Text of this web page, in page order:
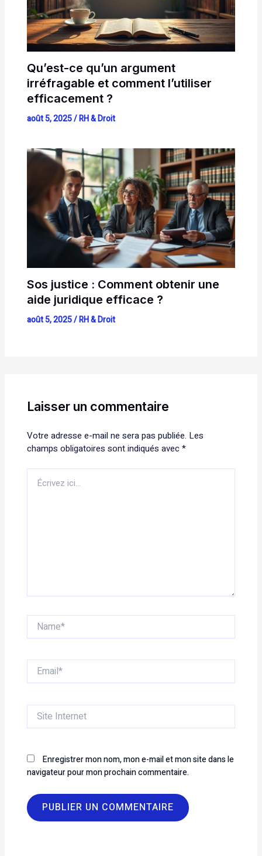
Qu’est-ce qu’un argument
irréfragable et comment l’utiliser
efficacement ?
août 5, 2025/RH & Droit
Sos justice : Comment obtenir une
aide juridique efficace ?
août 5, 2025/RH & Droit
Laisser un commentaire
Votre adresse e-mail ne sera pas publiée. Les
champs obligatoires sont indiqués avec*
Écrivez
ici…
Name*
Email*
Site
Internet
Enregistrer mon nom, mon e-mail et mon site dans le
navigateur pour mon prochain commentaire.